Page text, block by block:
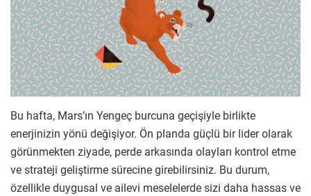
Bu hafta, Mars’ın Yengeç burcuna geçişiyle birlikte
enerjinizin yönü değişiyor. Ön planda güçlü bir lider olarak
görünmekten ziyade, perde arkasında olayları kontrol etme
ve strateji geliştirme sürecine girebilirsiniz. Bu durum,
özellikle duygusal ve ailevi meselelerde sizi daha hassas ve